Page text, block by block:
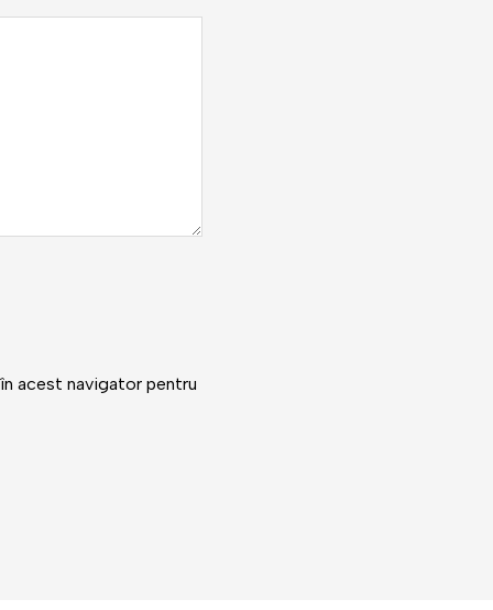
acest navigator pentru